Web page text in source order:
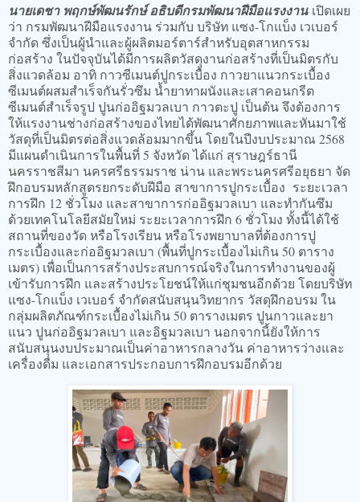
นายเดชา พฤกษ์พัฒนรักษ์ อธิบดีกรมพัฒนาฝีมือแรงงานเปิดเผย
ว่า กรมพัฒนาฝีมือแรงงาน ร่วมกับ บริษัท แซง-โกแบ็ง เวเบอร์
จำกัด ซึ่งเป็นผู้นําและผู้ผลิตมอร์ตาร์สําหรับอุตสาหกรรม
ก่อสร้าง ในปัจจุบันได้มีการผลิตวัสดุงานก่อสร้างที่เป็นมิตรกับ
สิ่งแวดล้อม อาทิ กาวซีเมนต์ปูกระเบื้อง กาวยาแนวกระเบื้อง
ซีเมนต์ผสมสำเร็จกันรั่วซึม น้ำยาทาผนังและเสาคอนกรีต
ซีเมนต์สำเร็จรูป ปูนก่ออิฐมวลเบา กาวตะปู เป็นต้น จึงต้องการ
ให้แรงงานช่างก่อสร้างของไทยได้พัฒนาศักยภาพและหันมาใช้
วัสดุที่เป็นมิตรต่อสิ่งแวดล้อมมากขึ้น โดยในปีงบประมาณ 2568
มีแผนดำเนินการในพื้นที่ 5 จังหวัด ได้แก่ สุราษฎร์ธานี
นครราชสีมา นครศรีธรรมราช น่าน และพระนครศรีอยุธยา จัด
ฝึกอบรมหลักสูตรยกระดับฝีมือ สาขาการปูกระเบื้อง ระยะเวลา
การฝึก 12 ชั่วโมง และสาขาการก่ออิฐมวลเบา และทำกันซึม
ด้วยเทคโนโลยีสมัยใหม่ ระยะเวลาการฝึก 6 ชั่วโมง ทั้งนี้ได้ใช้
สถานที่ของวัด หรือโรงเรียน หรือโรงพยาบาลที่ต้องการปู
กระเบื้องและก่ออิฐมวลเบา (พื้นที่ปูกระเบื้องไม่เกิน 50 ตาราง
เมตร) เพื่อเป็นการสร้างประสบการณ์จริงในการทำงานของผู้
เข้ารับการฝึก และสร้างประโยชน์ให้แก่ชุมชนอีกด้วย โดยบริษัท
แซง-โกแบ็ง เวเบอร์ จำกัดสนับสนุนวิทยากร วัสดุฝึกอบรม ใน
กลุ่มผลิตภัณฑ์กระเบื้องไม่เกิน 50 ตารางเมตร ปูนกาวและยา
แนว ปูนก่ออิฐมวลเบา และอิฐมวลเบา นอกจากนี้ยังให้การ
สนับสนุนงบประมาณเป็นค่าอาหารกลางวัน ค่าอาหารว่างและ
เครื่องดื่ม และเอกสารประกอบการฝึกอบรมอีกด้วย